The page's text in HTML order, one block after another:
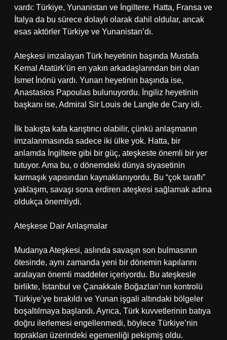
vardı: Türkiye, Yunanistan ve İngiltere. Hatta, Fransa ve
İtalya da bu sürece dolaylı olarak dahil oldular, ancak
esas aktörler Türkiye ve Yunanistan’dı.
Ateşkesi imzalayan Türk heyetinin başında Mustafa
Kemal Atatürk’ün en yakın arkadaşlarından biri olan
İsmet İnönü vardı. Yunan heyetinin başında ise,
Anastasios Papoulas bulunuyordu. İngiliz heyetinin
başkanı ise, Admiral Sir Louis de Langle de Cary idi.
İlk bakışta kafa karıştırıcı olabilir, çünkü anlaşmanın
imzalanmasında sadece iki ülke yok. Hatta, bir
anlamda İngiltere gibi bir güç, ateşkeste önemli bir yer
tutuyor. Ama bu, o dönemdeki dünya siyasetinin
karmaşık yapısından kaynaklanıyordu. Bu “çok taraflı”
yaklaşım, savaşı sona erdiren ateşkesi sağlamak adına
oldukça önemliydi.
Ateşkese Dair Anlaşmalar
Mudanya Ateşkesi, aslında savaşın son bulmasının
ötesinde, aynı zamanda yeni bir dönemin kapılarını
aralayan önemli maddeler içeriyordu. Bu ateşkesle
birlikte, İstanbul ve Çanakkale Boğazları’nın kontrolü
Türkiye’ye bırakıldı ve Yunan işgali altındaki bölgeler
boşaltılmaya başlandı. Ayrıca, Türk kuvvetlerinin batıya
doğru ilerlemesi engellenmedi, böylece Türkiye’nin
toprakları üzerindeki egemenliği pekişmiş oldu.